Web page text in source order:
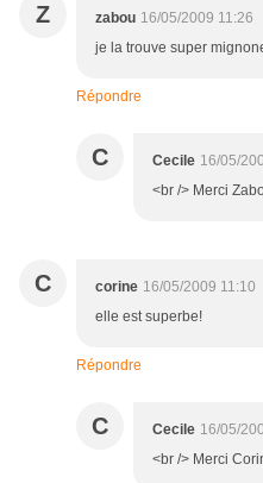
Z zabou 16/05/2009 11:26
je la trouve super
Répondre
C Cecile 16/05/
<br /> Merci
C corine 16/05/2009 11:10
elle est superbe!
Répondre
C Cecile 16/05/
<br /> Merci